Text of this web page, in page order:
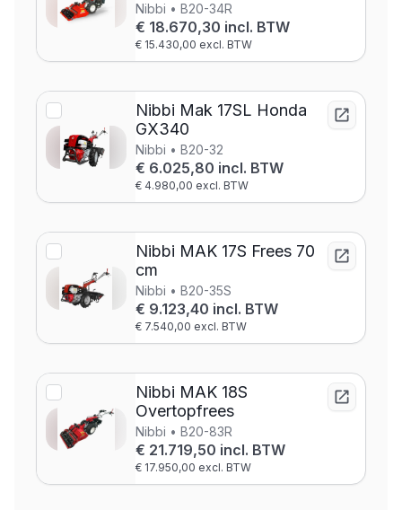
Nibbi • B20-34R
€ 18.670,30 incl. BTW
€ 15.430,00 excl. BTW
Nibbi Mak 17SL Honda
GX340
Nibbi • B20-32
€ 6.025,80 incl. BTW
€ 4.980,00 excl. BTW
Nibbi MAK 17S Frees 70
cm
Nibbi • B20-35S
€ 9.123,40 incl. BTW
€ 7.540,00 excl. BTW
Nibbi MAK 18S
Overtopfrees
Nibbi • B20-83R
€ 21.719,50 incl. BTW
€ 17.950,00 excl. BTW